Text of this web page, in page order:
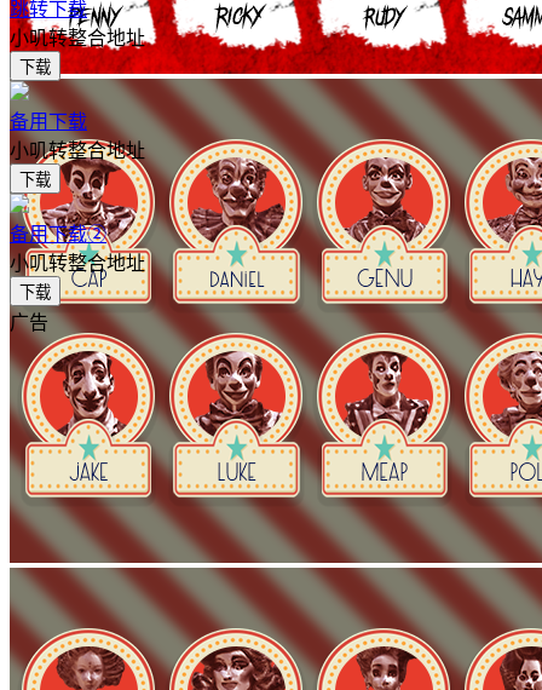
跳转下载
小叽转整合地址
下载
备用下载
小叽转整合地址
下载
备用下载②
小叽转整合地址
下载
广告